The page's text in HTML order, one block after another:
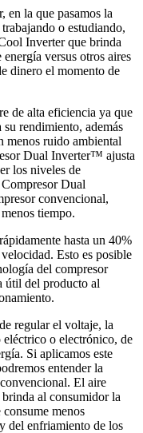
en la que pasamos la
o estudiando,
Inverter que brinda
versus otros aires
dinero el momento de
de alta eficiencia ya que
rendimiento, además
menos ruido ambiental
Dual Inverter™ ajusta
los niveles de
Compresor Dual
convencional,
tiempo.
hasta un 40%
Esto es posible
del compresor
útil del producto al
regular el voltaje, la
o electrónico, de
Si aplicamos este
entender la
El aire
al consumidor la
menos
del enfriamiento de los